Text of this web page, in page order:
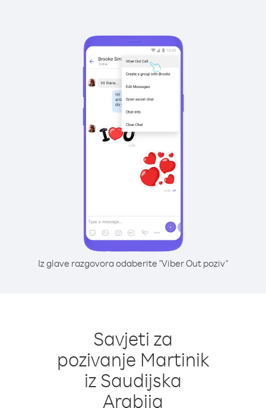
Iz glave razgovora odaberite "Viber Out poziv"
Savjeti za
pozivanje Martinik
iz Saudijska
Arabija